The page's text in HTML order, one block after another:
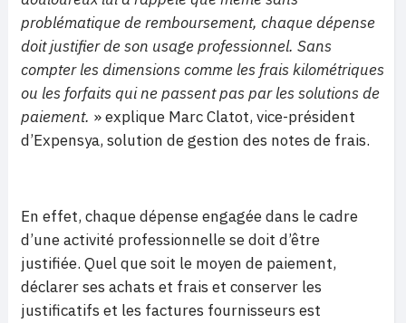
problématique de remboursement, chaque dépense
doit justifier de son usage professionnel. Sans
compter les dimensions comme les frais kilométriques
ou les forfaits qui ne passent pas par les solutions de
paiement. » explique Marc Clatot, vice-président
d’Expensya, solution de gestion des notes de frais.
En effet, chaque dépense engagée dans le cadre
d’une activité professionnelle se doit d’être
justifiée. Quel que soit le moyen de paiement,
déclarer ses achats et frais et conserver les
justificatifs et les factures fournisseurs est